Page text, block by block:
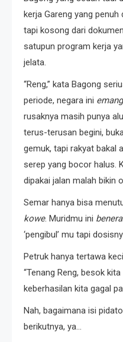
kerja Gareng yang
tapi kosong dari
satupun program kerja
jelata.
“Reng,” kata Bagong
periode, negara ini emang
rusaknya masih punya
terus-terusan begini,
gemuk, tapi rakyat bakal
serep yang bocor halus.
dipakai jalan malah bikin
Semar hanya bisa
kowe. Muridmu ini
‘pengibul’ mu tapi
Petruk hanya tertawa
“Tenang Reng, besok
keberhasilan kita gagal
Nah, bagaimana isi
berikutnya, ya…